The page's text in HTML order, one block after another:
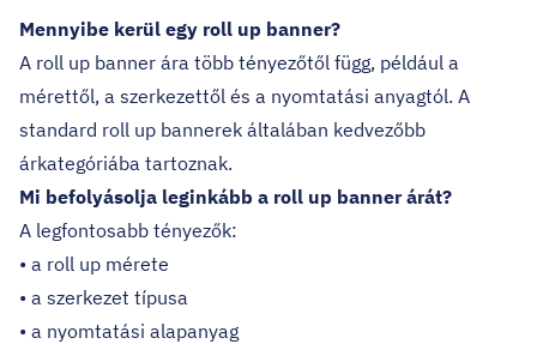
Mennyibe kerül egy roll up banner?
A roll up banner ára több tényezőtől függ, például a
mérettől, a szerkezettől és a nyomtatási anyagtól. A
standard roll up bannerek általában kedvezőbb
árkategóriába tartoznak.
Mi befolyásolja leginkább a roll up banner árát?
A legfontosabb tényezők:
• a roll up mérete
• a szerkezet típusa
• a nyomtatási alapanyag